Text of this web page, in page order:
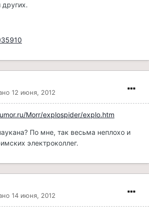
других.
12 июня, 2012
Morr/explospider/explo.htm
По мне, так весьма неплохо и
электроколлег.
14 июня, 2012